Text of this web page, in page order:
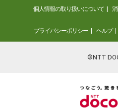
個人情報の取り扱いについて
プライバシーポリシー ヘルプ
©NTT